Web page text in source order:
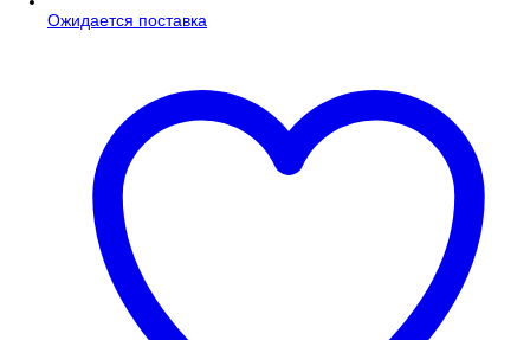
Ожидается поставка